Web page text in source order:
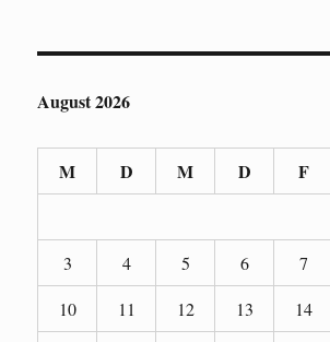
August 2026
M D M D F
3
4 5 6 7
10
11 12 13 14